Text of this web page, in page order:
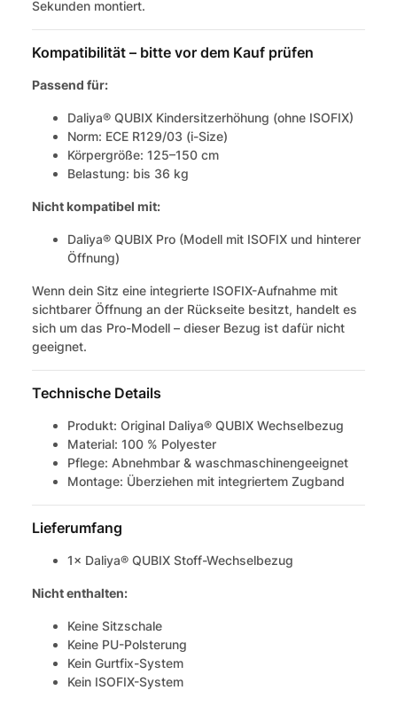
Sekunden montiert.
Kompatibilität – bitte vor dem Kauf prüfen
Passend für:
Daliya® QUBIX Kindersitzerhöhung (ohne ISOFIX)
Norm: ECE R129/03 (i-Size)
Körpergröße: 125–150 cm
Belastung: bis 36 kg
Nicht kompatibel mit:
Daliya® QUBIX Pro (Modell mit ISOFIX und hinterer
Öffnung)
Wenn dein Sitz eine integrierte ISOFIX-Aufnahme mit
sichtbarer Öffnung an der Rückseite besitzt, handelt es
sich um das Pro-Modell – dieser Bezug ist dafür nicht
geeignet.
Technische Details
Produkt: Original Daliya® QUBIX Wechselbezug
Material: 100 % Polyester
Pflege: Abnehmbar & waschmaschinengeeignet
Montage: Überziehen mit integriertem Zugband
Lieferumfang
1× Daliya® QUBIX Stoff-Wechselbezug
Nicht enthalten:
Keine Sitzschale
Keine PU-Polsterung
Kein Gurtfix-System
Kein ISOFIX-System